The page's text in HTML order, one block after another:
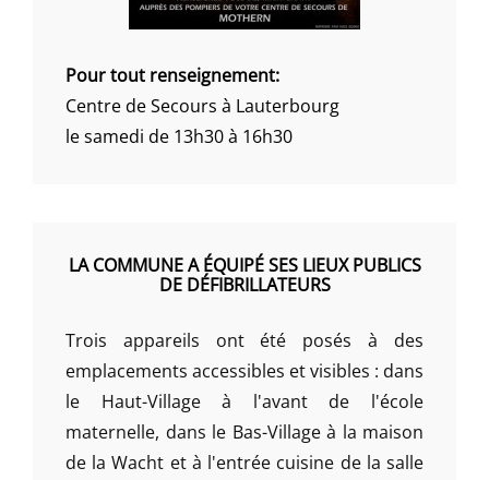
Pour tout renseignement:
Centre de Secours à Lauterbourg
le samedi de 13h30 à 16h30
LA COMMUNE A ÉQUIPÉ SES LIEUX PUBLICS
DE DÉFIBRILLATEURS
Trois appareils ont été posés à des
emplacements accessibles et visibles : dans
le Haut-Village à l'avant de l'école
maternelle, dans le Bas-Village à la maison
de la Wacht et à l'entrée cuisine de la salle